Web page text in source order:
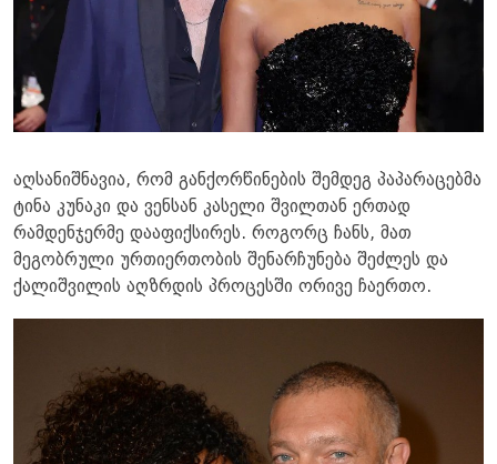
აღსანიშნავია, რომ განქორწინების შემდეგ პაპარაცებმა
ტინა კუნაკი და ვენსან კასელი შვილთან ერთად
რამდენჯერმე დააფიქსირეს. როგორც ჩანს, მათ
მეგობრული ურთიერთობის შენარჩუნება შეძლეს და
ქალიშვილის აღზრდის პროცესში ორივე ჩაერთო.